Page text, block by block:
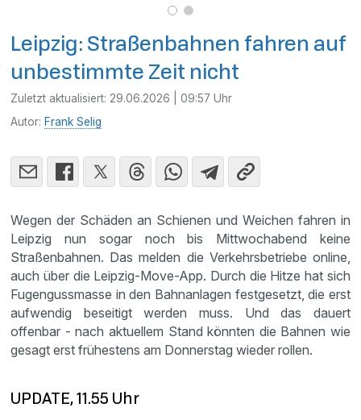
Leipzig: Straßenbahnen fahren auf
unbestimmte Zeit nicht
Zuletzt aktualisiert: 29.06.2026 | 09:57 Uhr
Autor: Frank Selig
Wegen der Schäden an Schienen und Weichen fahren in
Leipzig nun sogar noch bis Mittwochabend keine
Straßenbahnen. Das melden die Verkehrsbetriebe online,
auch über die Leipzig-Move-App. Durch die Hitze hat sich
Fugengussmasse in den Bahnanlagen festgesetzt, die erst
aufwendig beseitigt werden muss. Und das dauert
offenbar - nach aktuellem Stand könnten die Bahnen wie
gesagt erst frühestens am Donnerstag wieder rollen.
UPDATE, 11.55 Uhr